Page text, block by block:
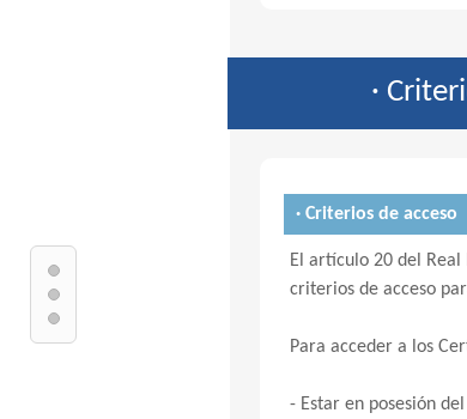
·
· Criterios de acceso
El artículo 20 del
criterios de acceso
Para acceder a los
- Estar en posesión